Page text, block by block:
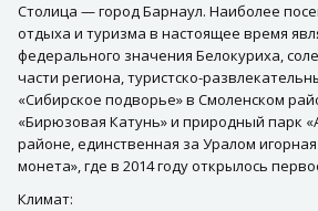
Столица — город Барнаул. Наиболее
отдыха и туризма в настоящее время
федерального значения Белокуриха,
части региона, туристско-
«Сибирское подворье» в Смоленском
«Бирюзовая Катунь» и природный парк
районе, единственная за Уралом
монета», где в 2014 году открылось
Климат: